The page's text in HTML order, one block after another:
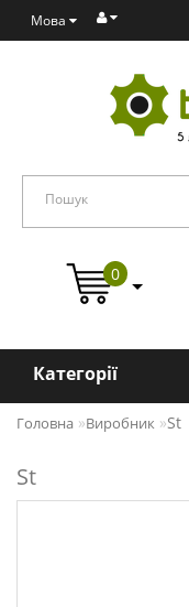
Мова
0
Категорії
Головна Виробник St
St